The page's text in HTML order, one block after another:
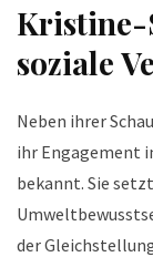
Kristine-
soziale
Neben ihrer
ihr Engagement
bekannt. Sie
der